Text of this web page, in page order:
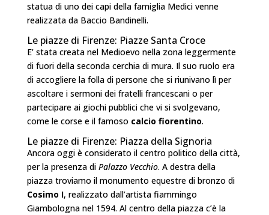
statua di uno dei capi della famiglia Medici venne
realizzata da Baccio Bandinelli.
Le piazze di Firenze: Piazze Santa Croce
E’ stata creata nel Medioevo nella zona leggermente
di fuori della seconda cerchia di mura. Il suo ruolo era
di accogliere la folla di persone che si riunivano lì per
ascoltare i sermoni dei fratelli francescani o per
partecipare ai giochi pubblici che vi si svolgevano,
come le corse e il famoso calcio fiorentino.
Le piazze di Firenze: Piazza della Signoria
Ancora oggi è considerato il centro politico della città,
per la presenza di Palazzo Vecchio. A destra della
piazza troviamo il monumento equestre di bronzo di
Cosimo I, realizzato dall’artista fiammingo
Giambologna nel 1594. Al centro della piazza c’è la